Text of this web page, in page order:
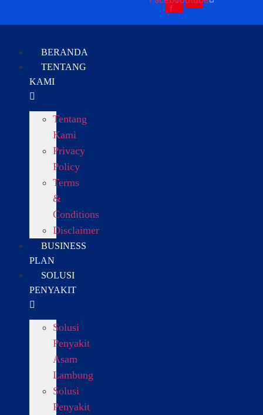
f
BERANDA
TENTANG
KAMI
Tentang
Kami
Privacy
Policy
Terms
&
Conditions
Disclaimer
BUSINESS
PLAN
SOLUSI
PENYAKIT
Solusi
Penyakit
Asam
Lambung
Solusi
Penyakit